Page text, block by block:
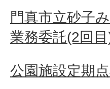
門真市立砂子
業務委託(2回
公園施設定期